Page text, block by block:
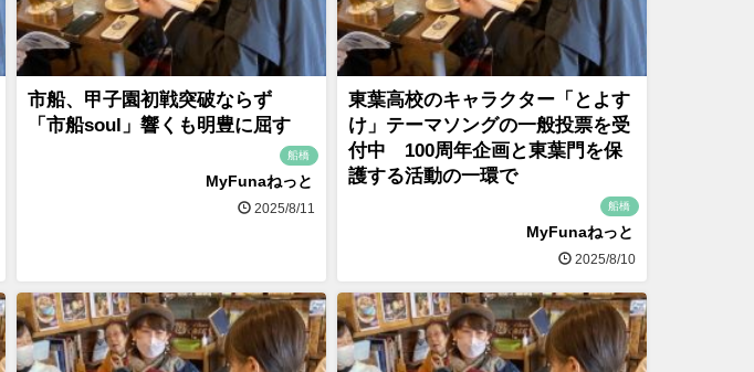
市船、甲子園初戦突破ならず
「市船soul」響くも明豊に屈す
船橋
MyFunaねっと
2025/8/11
東葉高校のキャラクター「とよす
け」テーマソングの一般投票を受
付中 100周年企画と東葉門を保
護する活動の一環で
船橋
MyFunaねっと
2025/8/10